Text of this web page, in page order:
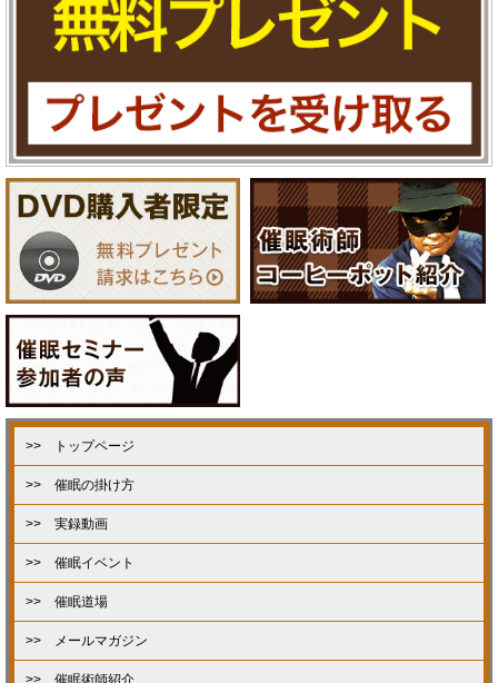
>> トップページ
>> 催眠の掛け方
>> 実録動画
>> 催眠イベント
>> 催眠道場
>> メールマガジン
>> 催眠術師紹介